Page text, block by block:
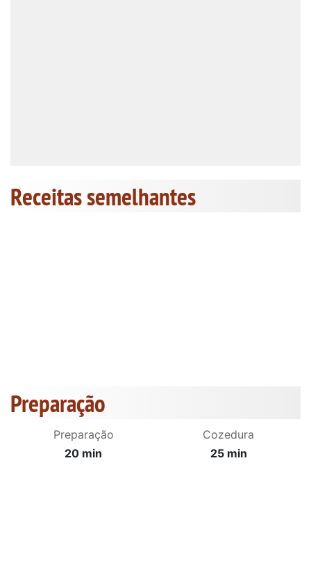
Receitas semelhantes
Preparação
Preparação
20 min
Cozedura
25 min